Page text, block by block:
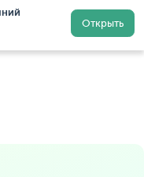
Открыть
Регистрация